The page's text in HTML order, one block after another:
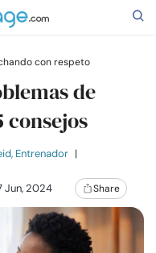
con respeto
de
consejos
Entrenador |
Jun, 2024 Share